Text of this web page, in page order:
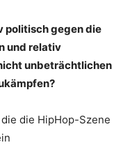
politisch gegen die
und relativ
unbeträchtlichen
die HipHop-Szene